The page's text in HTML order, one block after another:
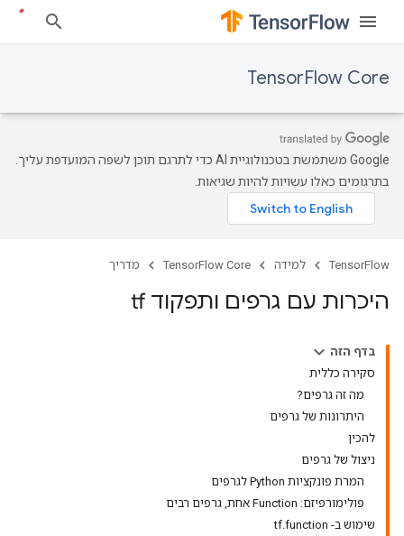
TensorFlow Core
‫Google משתמשת בטכנולוגיית AI כדי לתרגם תוכן לשפה המועדפת עליך.
בתרגומים כאלו עשויות להיות שגיאות.
TensorFlow למידה TensorFlow Core מדריך
היכרות עם גרפים ותפקוד tf
בדף הזה
סקירה כללית
מה זה גרפים?
היתרונות של גרפים
להכין
ניצול של גרפים
המרת פונקציות Python לגרפים
פולימורפיזם: Function אחת, גרפים רבים
שימוש ב- tf.function